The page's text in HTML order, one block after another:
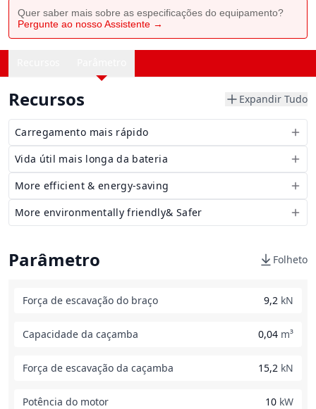
Quer saber mais sobre as especificações do equipamento?
Pergunte ao nosso Assistente →
Recursos Expandir Tudo
Carregamento mais rápido
Vida útil mais longa da bateria
More efficient & energy-saving
More environmentally friendly& Safer
Parâmetro Folheto
Força de escavação do braço 9,2 kN
Capacidade da caçamba 0,04 m³
Força de escavação da caçamba 15,2 kN
Potência do motor 10 kW